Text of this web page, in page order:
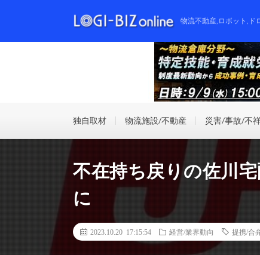
物流不動産,ロボット,ド
独自取材 物流施設/不動産 災害/事故/不
不在持ち戻りの佐川
に
2023.10.20 17:15:54 経営/業界動向 提携/合